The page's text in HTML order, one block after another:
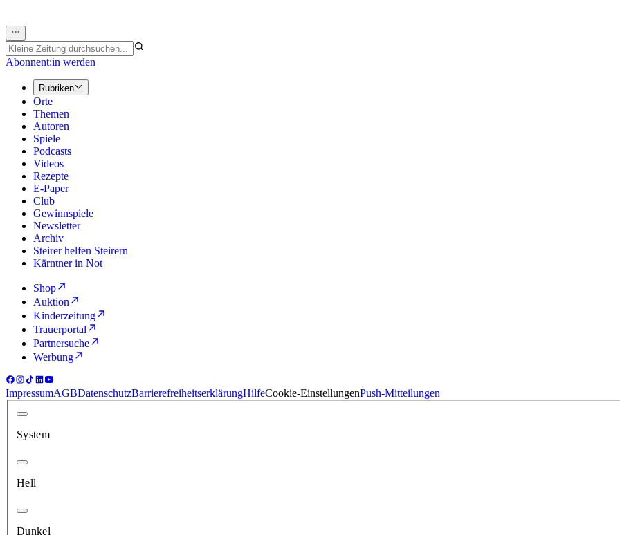
Abonnent:in werden
Rubriken
Orte
Themen
Autoren
Spiele
Podcasts
Videos
Rezepte
E-Paper
Club
Gewinnspiele
Newsletter
Archiv
Steirer helfen Steirern
Kärntner in Not
Shop
Auktion
Kinderzeitung
Trauerportal
Partnersuche
Werbung
ImpressumAGBDatenschutzBarrierefreiheitserklärungHilfeCookie-EinstellungenPush-Mitteilungen
System
Hell
Dunkel